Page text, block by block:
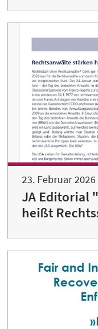
23. Februar 2026
JA Editorial
heißt